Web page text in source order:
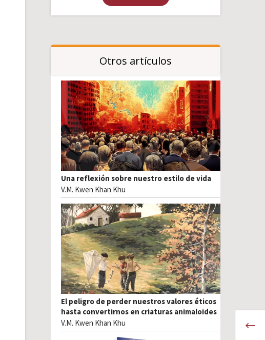
Otros artículos
Una reflexión sobre nuestro estilo de vida
V.M. Kwen Khan Khu
El peligro de perder nuestros valores éticos
hasta convertirnos en criaturas animaloides
V.M. Kwen Khan Khu